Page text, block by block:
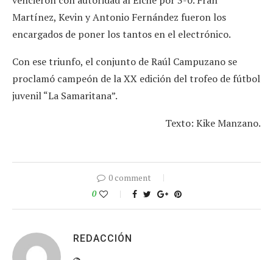
Martínez, Kevin y Antonio Fernández fueron los
encargados de poner los tantos en el electrónico.
Con ese triunfo, el conjunto de Raúl Campuzano se
proclamó campeón de la XX edición del trofeo de fútbol
juvenil “La Samaritana”.
Texto: Kike Manzano.
0 comment
0
REDACCIÓN